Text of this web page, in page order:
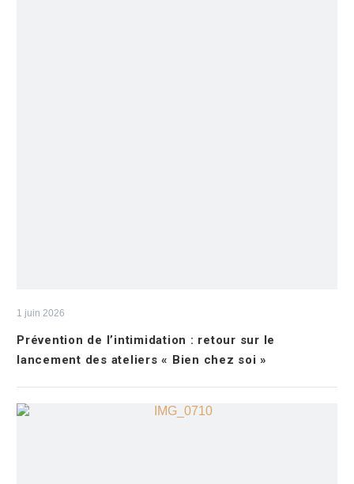
1 juin 2026
Prévention de l’intimidation : retour sur le
lancement des ateliers « Bien chez soi »